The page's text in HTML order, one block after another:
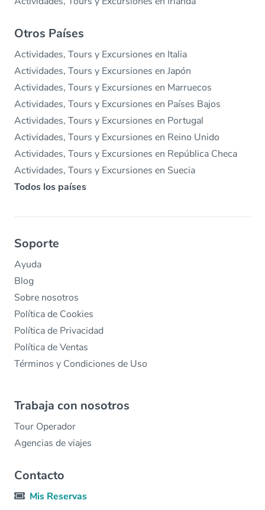
Otros Países
Actividades, Tours y Excursiones en Italia
Actividades, Tours y Excursiones en Japón
Actividades, Tours y Excursiones en Marruecos
Actividades, Tours y Excursiones en Países Bajos
Actividades, Tours y Excursiones en Portugal
Actividades, Tours y Excursiones en Reino Unido
Actividades, Tours y Excursiones en República Checa
Actividades, Tours y Excursiones en Suecia
Todos los países
Soporte
Ayuda
Blog
Sobre nosotros
Política de Cookies
Política de Privacidad
Política de Ventas
Términos y Condiciones de Uso
Trabaja con nosotros
Tour Operador
Agencias de viajes
Contacto
Mis Reservas